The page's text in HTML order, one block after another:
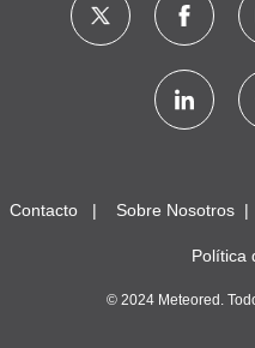
Contacto Sobre Nosotros
Política
© 2024 Meteored.